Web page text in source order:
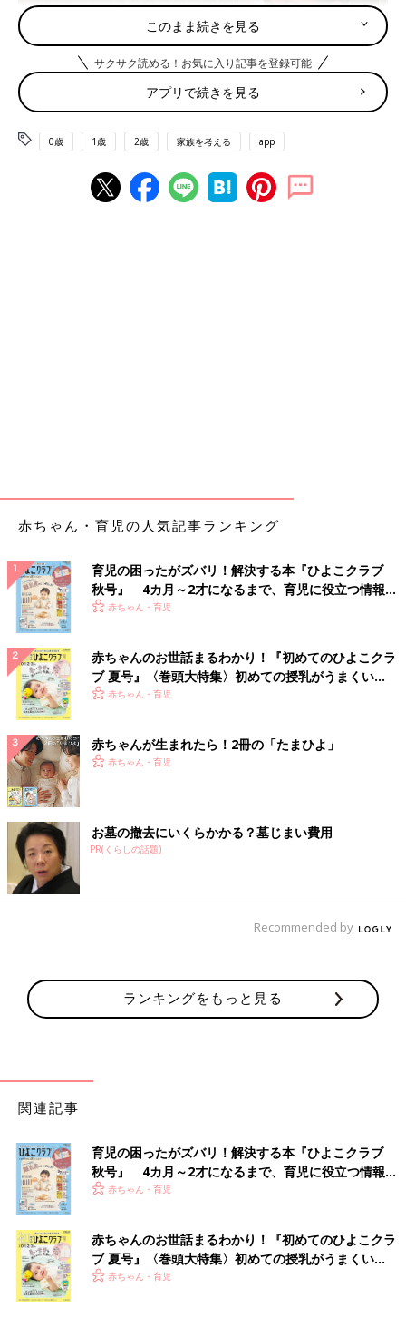
子どもと対話していると、子どもがどこまで理解できているかわ
恥ずかしがってしまうと、子どもも恥ずかしいものだと思ってし
事にしています。うちの場合は、大きくなったら僕が書いた本を
読んでもらうのもいいかな、と思っています。
――これまで息子くんと家庭内で性器のことなどについて話をし
たことはありますか？
みっつん 去年日本に行ったときに、サファリパークに遊びに行
ったんですが、まだ幼稚園児だった息子がある動物を見て「あの
動物は女の子だね、スニッパがあるから！」って言ったんです。
「スニッパ」はスウェーデン語で女性器を表す俗語です。スウェ
ーデンの幼稚園で学んだんだと思います。日本語の俗語を叫んで
いたら大注目だったと思うので、僕は「スウェーデン語でよかっ
に「おちんちんがあるから男の子」というのと同じく、ただ生物
学的に当然の話をしている、というニュアンスの発言でした。
―― スウェーデンでは家庭内でも、性器や性交についてカジュ
長男と、当時人気だった「セックス・エデュケーション」という
ドラマの話題になりました。「性の悩み」をメインテーマにした
ーデンでは子どもたちは学校で性教育を受けますが、家庭によっ
子ども服売り場は「女の子」「男の子」の表記がな
い
このまま続きを見る
サクサク読める！お気に入り記事を登録可能
アプリで続きを見る
0歳 1歳 2歳 家族を考える app
赤ちゃん・育児の人気記事ランキング
育児の困ったがズバリ！解決する本『ひよこクラブ
秋号』 4カ月～2才になるまで、育児に役立つ情報が
いっぱい！
赤ちゃん・育児
赤ちゃんのお世話まるわかり！『初めてのひよこクラ
ブ 夏号』〈巻頭大特集〉初めての授乳がうまくい
く！ おっぱい・ミルクの基本と夏のトラブル 解決テ
赤ちゃん・育児
赤ちゃんが生まれたら！2冊の「たまひよ」
赤ちゃん・育児
お墓の撤去にいくらかかる？墓じまい費用
PR(くらしの話題)
Recommended by
ランキングをもっと見る
関連記事
育児の困ったがズバリ！解決する本『ひよこクラブ
秋号』 4カ月～2才になるまで、育児に役立つ情報が
いっぱい！
赤ちゃん・育児
赤ちゃんのお世話まるわかり！『初めてのひよこクラ
ブ 夏号』〈巻頭大特集〉初めての授乳がうまくい
く！ おっぱい・ミルクの基本と夏のトラブル 解決テ
赤ちゃん・育児